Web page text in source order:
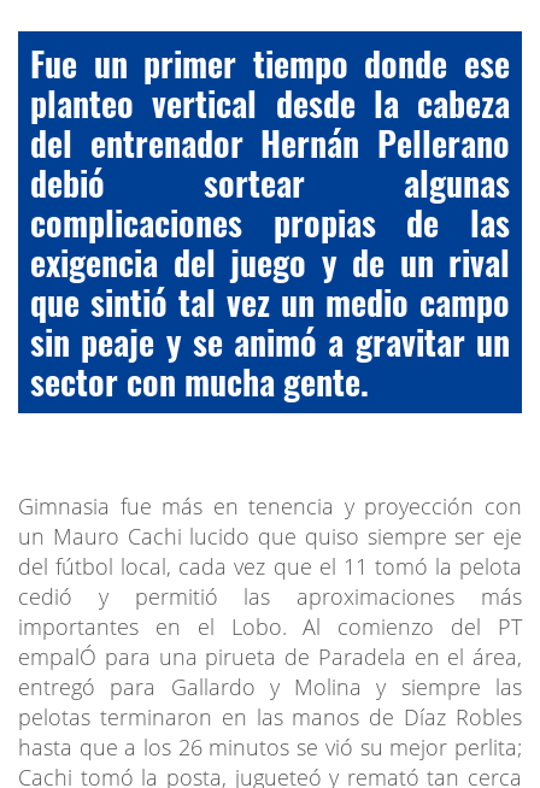
Fue un primer tiempo donde ese
planteo vertical desde la cabeza
del entrenador Hernán Pellerano
debió sortear algunas
complicaciones propias de las
exigencia del juego y de un rival
que sintió tal vez un medio campo
sin peaje y se animó a gravitar un
sector con mucha gente.
Gimnasia fue más en tenencia y proyección con
un Mauro Cachi lucido que quiso siempre ser eje
del fútbol local, cada vez que el 11 tomó la pelota
cedió y permitió las aproximaciones más
importantes en el Lobo. Al comienzo del PT
empalÓ para una pirueta de Paradela en el área,
entregó para Gallardo y Molina y siempre las
pelotas terminaron en las manos de Díaz Robles
hasta que a los 26 minutos se vió su mejor perlita;
Cachi tomó la posta, jugueteó y remató tan cerca